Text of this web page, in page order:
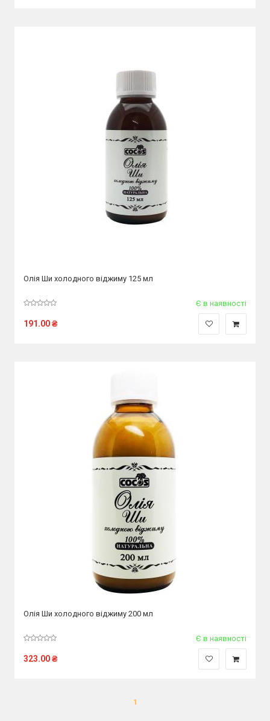
Олія Ши холодного віджиму 125 мл
Є в наявності
191.00₴
Олія Ши холодного віджиму 200 мл
Є в наявності
323.00₴
1